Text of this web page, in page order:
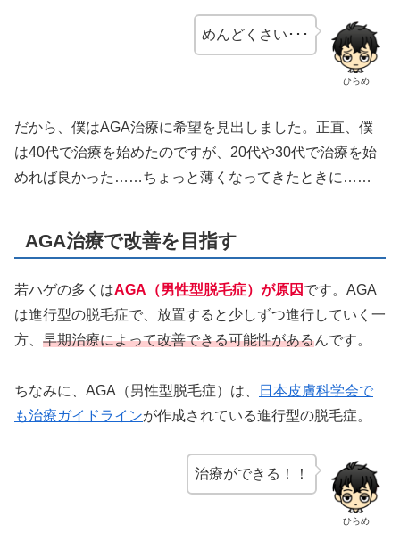
ひらめ
めんどくさい･･･
だから、僕はAGA治療に希望を見出しました。正直、僕
は40代で治療を始めたのですが、20代や30代で治療を始
めれば良かった……ちょっと薄くなってきたときに……
AGA治療で改善を目指す
若ハゲの多くはAGA（男性型脱毛症）が原因 です。AGA
は進行型の脱毛症で、放置すると少しずつ進行していく一
方、 早期治療によって改善できる可能性があるんです。
ちなみに、AGA（男性型脱毛症）は、
日本皮膚科学会で
も治療ガイドラインが作成されている進行型の脱毛症。
ひらめ
治療ができる！！